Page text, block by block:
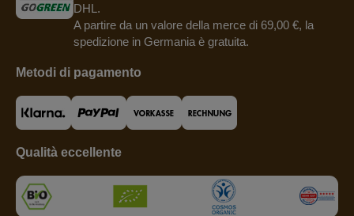
DHL.
A partire da un valore della merce di 69,00 €, la
spedizione in Germania è gratuita.
Metodi di pagamento
Qualità eccellente